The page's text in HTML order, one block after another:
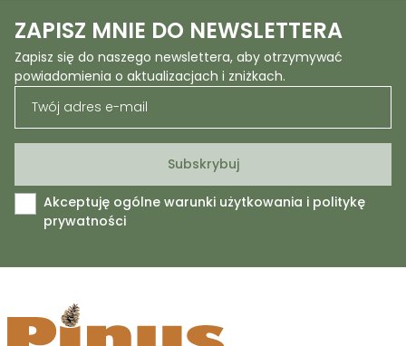
ZAPISZ MNIE DO NEWSLETTERA
Zapisz się do naszego newslettera, aby otrzymywać
powiadomienia o aktualizacjach i zniżkach.
Akceptuję ogólne warunki użytkowania i politykę
prywatności